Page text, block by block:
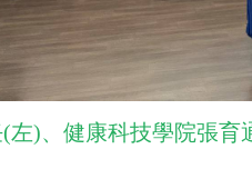
左)、健康科技學院張